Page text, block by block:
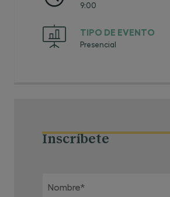
9:00
TIPO DE EVENTO
Presencial
Inscríbete
Nombre*